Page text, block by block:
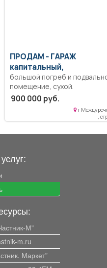
ПРОДАМ - ГАРАЖ
капитальный,
большой погреб и
помещение, сухой.
900 000 руб.
г
,
М"
m.ru
Маркет"